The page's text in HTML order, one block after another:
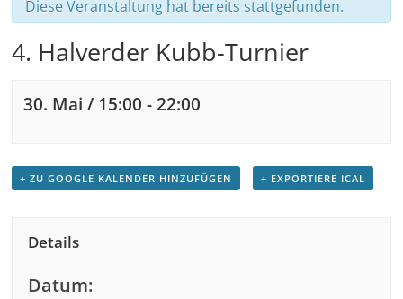
Diese Veranstaltung hat bereits stattgefunden.
4. Halverder Kubb-Turnier
30. Mai / 15:00 -22:00
+ ZU GOOGLE KALENDER HINZUFÜGEN + EXPORTIERE ICAL
Details
Datum: